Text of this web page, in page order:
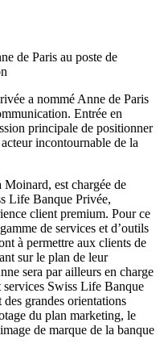
de Paris au poste de
a nommé Anne de Paris
Entrée en
principale de positionner
incontournable de la
Moinard, est chargée de
Life Banque Privée,
client premium. Pour ce
de services et d’outils
à permettre aux clients de
sur le plan de leur
sera par ailleurs en charge
services Swiss Life Banque
grandes orientations
du plan marketing, le
de marque de la banque